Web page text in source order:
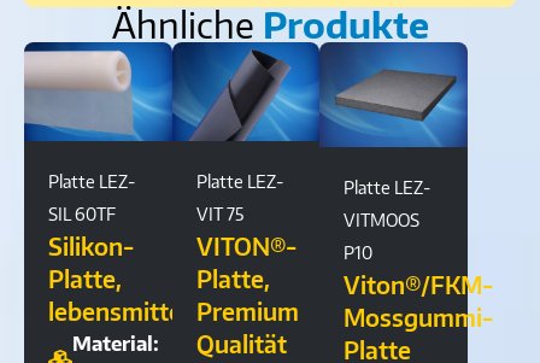
Ähnliche Produkte
Platte LEZ-
SIL 60TF
Silikon-
Platte,
lebensmittelkontaktgeeignet
Material:
Platte LEZ-
VIT 75
VITON®-
Platte,
Premium
Qualität
Platte LEZ-
VITMOOS
P10
Viton®/FKM-
Mossgummi-
Platte